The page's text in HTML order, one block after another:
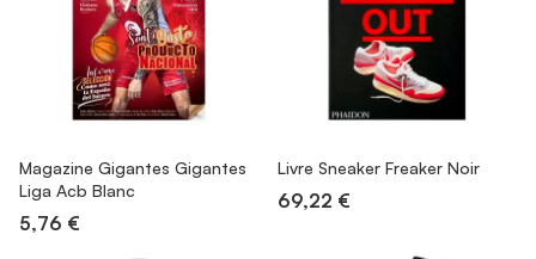
Magazine Gigantes Gigantes
Liga Acb Blanc
5,76 €
Livre Sneaker Freaker Noir
69,22 €